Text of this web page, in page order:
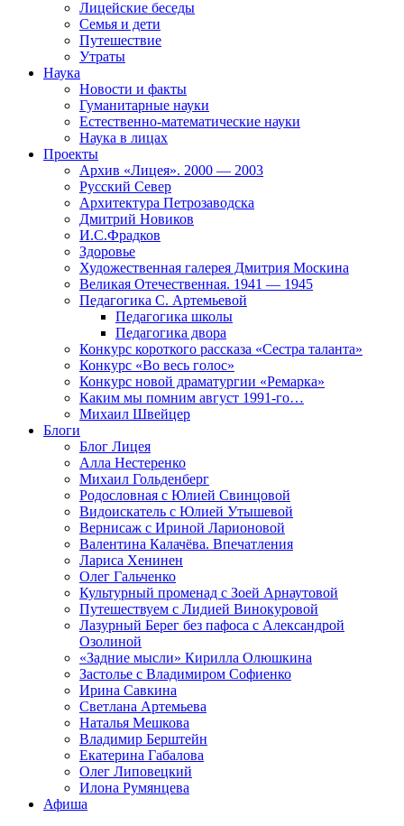
Лицейские беседы
Семья и дети
Путешествие
Утраты
Наука
Новости и факты
Гуманитарные науки
Естественно-математические науки
Наука в лицах
Проекты
Архив «Лицея». 2000 — 2003
Русский Север
Архитектура Петрозаводска
Дмитрий Новиков
И.С.Фрадков
Здоровье
Художественная галерея Дмитрия Москина
Великая Отечественная. 1941 — 1945
Педагогика С. Артемьевой
Педагогика школы
Педагогика двора
Конкурс короткого рассказа «Сестра таланта»
Конкурс «Во весь голос»
Конкурс новой драматургии «Ремарка»
Каким мы помним август 1991-го…
Михаил Швейцер
Блоги
Блог Лицея
Алла Нестеренко
Михаил Гольденберг
Родословная с Юлией Свинцовой
Видоискатель с Юлией Утышевой
Вернисаж с Ириной Ларионовой
Валентина Калачёва. Впечатления
Лариса Хенинен
Олег Гальченко
Культурный променад с Зоей Арнаутовой
Путешествуем с Лидией Винокуровой
Лазурный Берег без пафоса с Александрой
Озолиной
«Задние мысли» Кирилла Олюшкина
Застолье с Владимиром Софиенко
Ирина Савкина
Светлана Артемьева
Наталья Мешкова
Владимир Берштейн
Екатерина Габалова
Олег Липовецкий
Илона Румянцева
Афиша